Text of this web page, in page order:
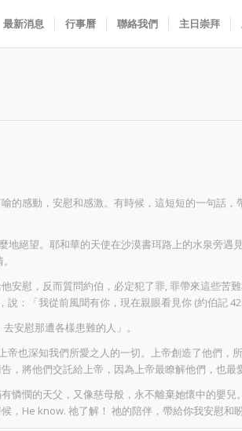
最新消息 行事曆 聯絡我們 主日崇拜
感動，安慰和感激。有時候，這短短的一句話
絕望。耶和華的天使在沙漠書珥路上的水泉旁
慰，反而質問約伯，必定犯了罪, 罪帶來這些苦
：「我從前風聞有你，現在親眼看見你 (約伯記
安慰那遭各樣患難的人」。
也深知我們所愛之人的一切。上帝創造了他們，
將他們交託給上帝，因為上帝最瞭解他們，也最
憐憫的天父，又像慈母般，永不離棄她懷中的嬰
He know. 祂了解！ 祂的陪伴，帶給你我安慰和